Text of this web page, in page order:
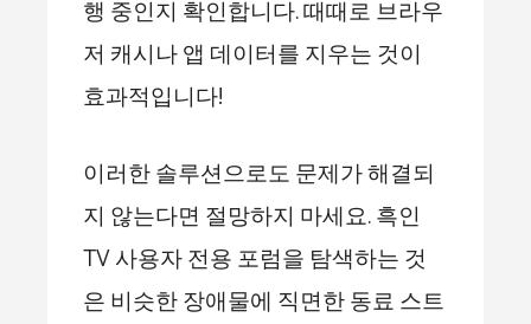
행 중인지 확인합니다. 때때로 브라우
저 캐시나 앱 데이터를 지우는 것이
효과적입니다!
이러한 솔루션으로도 문제가 해결되
지 않는다면 절망하지 마세요. 흑인
TV 사용자 전용 포럼을 탐색하는 것
은 비슷한 장애물에 직면한 동료 스트